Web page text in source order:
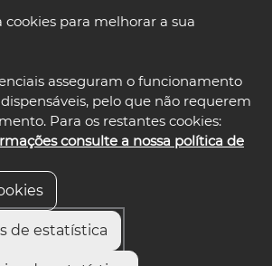
cookies para melhorar a sua
asseguram o funcionamento
pelo que não requerem
Para os restantes cookies:
consulte a nossa política de
de estatística
select language